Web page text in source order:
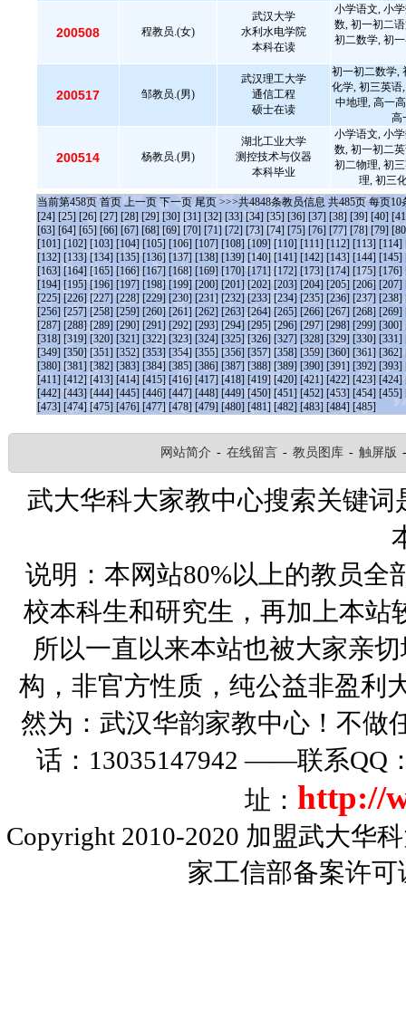
200508 程教员.(女)
武汉大学
水利水电学院
本科在读
小学语文, 小
数, 初一初二
初二数学, 初
200517 邹教员.(男)
武汉理工大学
通信工程
硕士在读
初一初二数学,
化学, 初三英语
中地理, 高一
高
200514 杨教员.(男)
湖北工业大学
测控技术与仪器
本科毕业
小学语文, 小
数, 初一初二
初二物理, 初
理, 初三
当前第458页 首页 上一页 下一页 尾页 >>>共4848条教员信息 共485页 每页10
[24] [25] [26] [27] [28] [29] [30] [31] [32] [33] [34] [35] [36] [37] [38] [39] [40]
[63] [64] [65] [66] [67] [68] [69] [70] [71] [72] [73] [74] [75] [76] [77] [78] [79]
[101] [102] [103] [104] [105] [106] [107] [108] [109] [110] [111] [112] [113] [114]
[132] [133] [134] [135] [136] [137] [138] [139] [140] [141] [142] [143] [144] [145]
[163] [164] [165] [166] [167] [168] [169] [170] [171] [172] [173] [174] [175] [176]
[194] [195] [196] [197] [198] [199] [200] [201] [202] [203] [204] [205] [206] [207]
[225] [226] [227] [228] [229] [230] [231] [232] [233] [234] [235] [236] [237] [238]
[256] [257] [258] [259] [260] [261] [262] [263] [264] [265] [266] [267] [268] [269]
[287] [288] [289] [290] [291] [292] [293] [294] [295] [296] [297] [298] [299] [300]
[318] [319] [320] [321] [322] [323] [324] [325] [326] [327] [328] [329] [330] [331]
[349] [350] [351] [352] [353] [354] [355] [356] [357] [358] [359] [360] [361] [362]
[380] [381] [382] [383] [384] [385] [386] [387] [388] [389] [390] [391] [392] [393]
[411] [412] [413] [414] [415] [416] [417] [418] [419] [420] [421] [422] [423] [424]
[442] [443] [444] [445] [446] [447] [448] [449] [450] [451] [452] [453] [454] [455]
[473] [474] [475] [476] [477] [478] [479] [480] [481] [482] [483] [484] [485]
网站简介 - 在线留言 - 教员图库 - 触屏版
武大华科大家教中心搜索关键
说明：本网站80%以上的教员全
校本科生和研究生，再加上本站
所以一直以来本站也被大家亲
构，非官方性质，纯公益非盈利
然为：武汉华韵家教中心！不做
话：13035147942 ——联系QQ
址： http://
Copyright 2010-2020 加盟武大华
家工信部备案许可